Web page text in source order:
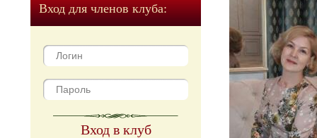
Вход для членов клуба:
Вход в клуб